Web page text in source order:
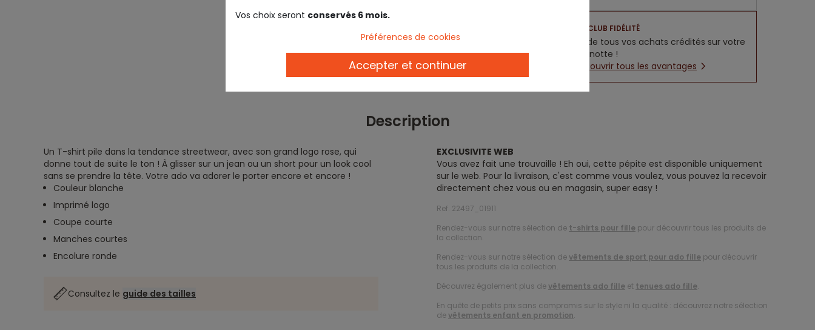
CLUB FIDÉLITÉ
5% de tous vos achats crédités sur votre
cagnotte !
Découvrir tous les avantages
Description
Un T-shirt pile dans la tendance streetwear, avec son grand logo rose, qui
donne tout de suite le ton ! À glisser sur un jean ou un short pour un look cool
sans se prendre la tête. Votre ado va adorer le porter encore et encore !
Couleur blanche
Imprimé logo
Coupe courte
Manches courtes
Encolure ronde
Consultez le guide des tailles
EXCLUSIVITE WEB
Vous avez fait une trouvaille ! Eh oui, cette pépite est disponible uniquement
sur le web. Pour la livraison, c'est comme vous voulez, vous pouvez la recevoir
directement chez vous ou en magasin, super easy !
Ref. 22497_01911
Rendez-vous sur notre sélection de t-shirts pour fille pour découvrir tous les produits de
la collection.
Rendez-vous sur notre sélection devêtements de sport pour ado fille pour découvrir
tous les produits de la collection.
Découvrez également plus devêtements ado fille et tenues ado fille.
En quête de petits prix sans compromis sur le style ni la qualité : découvrez notre sélection
devêtements enfant en promotion.
Vos choix seront conservés 6 mois.
Préférences de cookies
Accepter et continuer